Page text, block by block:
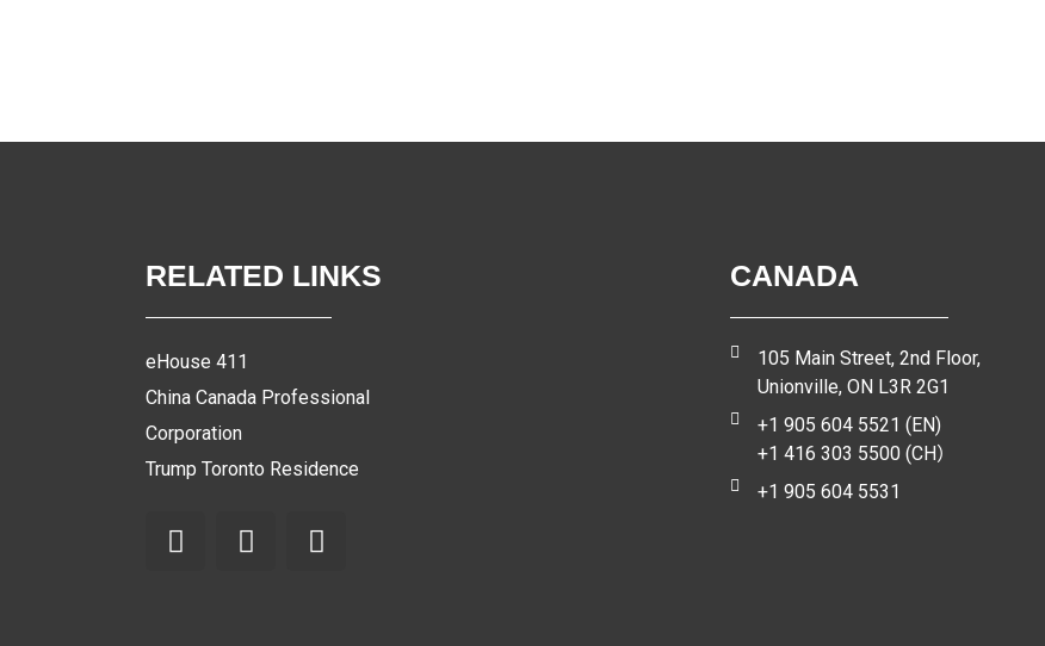
RELATED LINKS
eHouse 411
China Canada Professional
Corporation
Trump Toronto Residence
CANADA
105 Main Street, 2nd Floor,
Unionville, ON L3R 2G1
+1 905 604 5521 (EN)
+1 416 303 5500 (CH）
+1 905 604 5531